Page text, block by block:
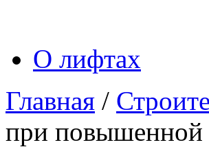
О лифтах
Главная /
при повышенной